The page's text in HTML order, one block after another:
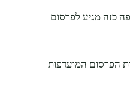
כזה מגיע לפרסום
הפרסום המועדפות